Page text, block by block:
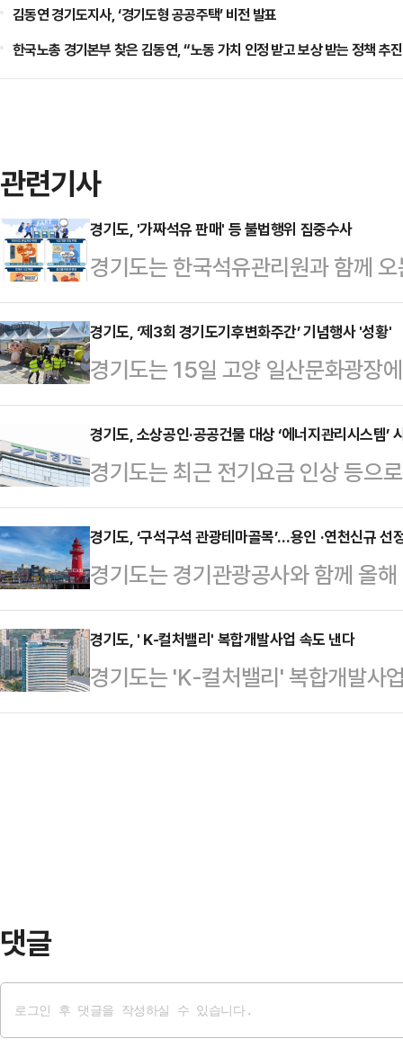
김동연 경기도지사, ‘경기도형 공공주택’ 비전 발표
한국노총 경기본부 찾은 김동연, “노동 가치 인정 받고 보상 받는 정책 추
관련기사
경기도, '가짜석유 판매' 등 불법행위 집중수사
경기도는 한국석유관리원과 함께
주유소, 일반판매소 등 석유판매업
사 한다고 17일 밝혔다.가짜석유는
을 혼합해 차량 또는 기계의 연료로
다.가짜석유에는 황·중금속 등이
스를 배출한다. 이는 미세먼지, 초
유발하고, 차량엔진 등에 손상을 일
위협한다.중점수사 대상은 가…
경기도, ‘제3회 경기도기후변화주간’ 기념행사 '성황'
경기도는 15일 고양 일산문화광장
개최했다고 16일 밝혔다.‘우리의
사는 날로 심각해지는 기후위기의
할 수 있는 기후행동을 직접 체험할
어르신까지 전 세대의 참여를 유도
성에 대한 공감대를 넓히는 자리로
이고 다회용기 리필스테이션과 음
친환경 방식으로 진행했으…
경기도, 소상공인·공공건물 대상 ‘에너지관리시스템’
경기도는 최근 전기요금 인상 등으
모 공공시설을 대상으로 ICT(정보
입해 에너지효율화를 촉진하는 시
업은 차세대융합기술연구원에서
사업비는 1억5000만원으로 전액
인 운영하는 점포 2개소와 공공건
소) 등 모두 4개소다. 민간 점포는
가 적정 대상을 선정할 예정으로…
경기도, ‘구석구석 관광테마골목’…용인 ·연천신규 선
경기도는 경기관광공사와 함께 올
군 공모 결과 용인 BOCA(보카) 커
선정하고 이를 생활 관광 명소로 육
‘사람, 커피, 골목을 잇다!’라는 슬
코스와 여행 프로그램을 개발할 예
경기도, ' K-컬처밸리' 복합개발사업 속도 낸다
경기도는 'K-컬처밸리' 복합개발사
상정한 현물출자 동의안이 15일 경
댓글